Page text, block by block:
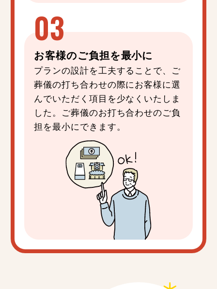
お客様のご負担を最小に
プランの設計を工夫することで、ご
葬儀の打ち合わせの際にお客様に選
んでいただく項目を少なくいたしま
した。ご葬儀のお打ち合わせのご負
担を最小にできます。